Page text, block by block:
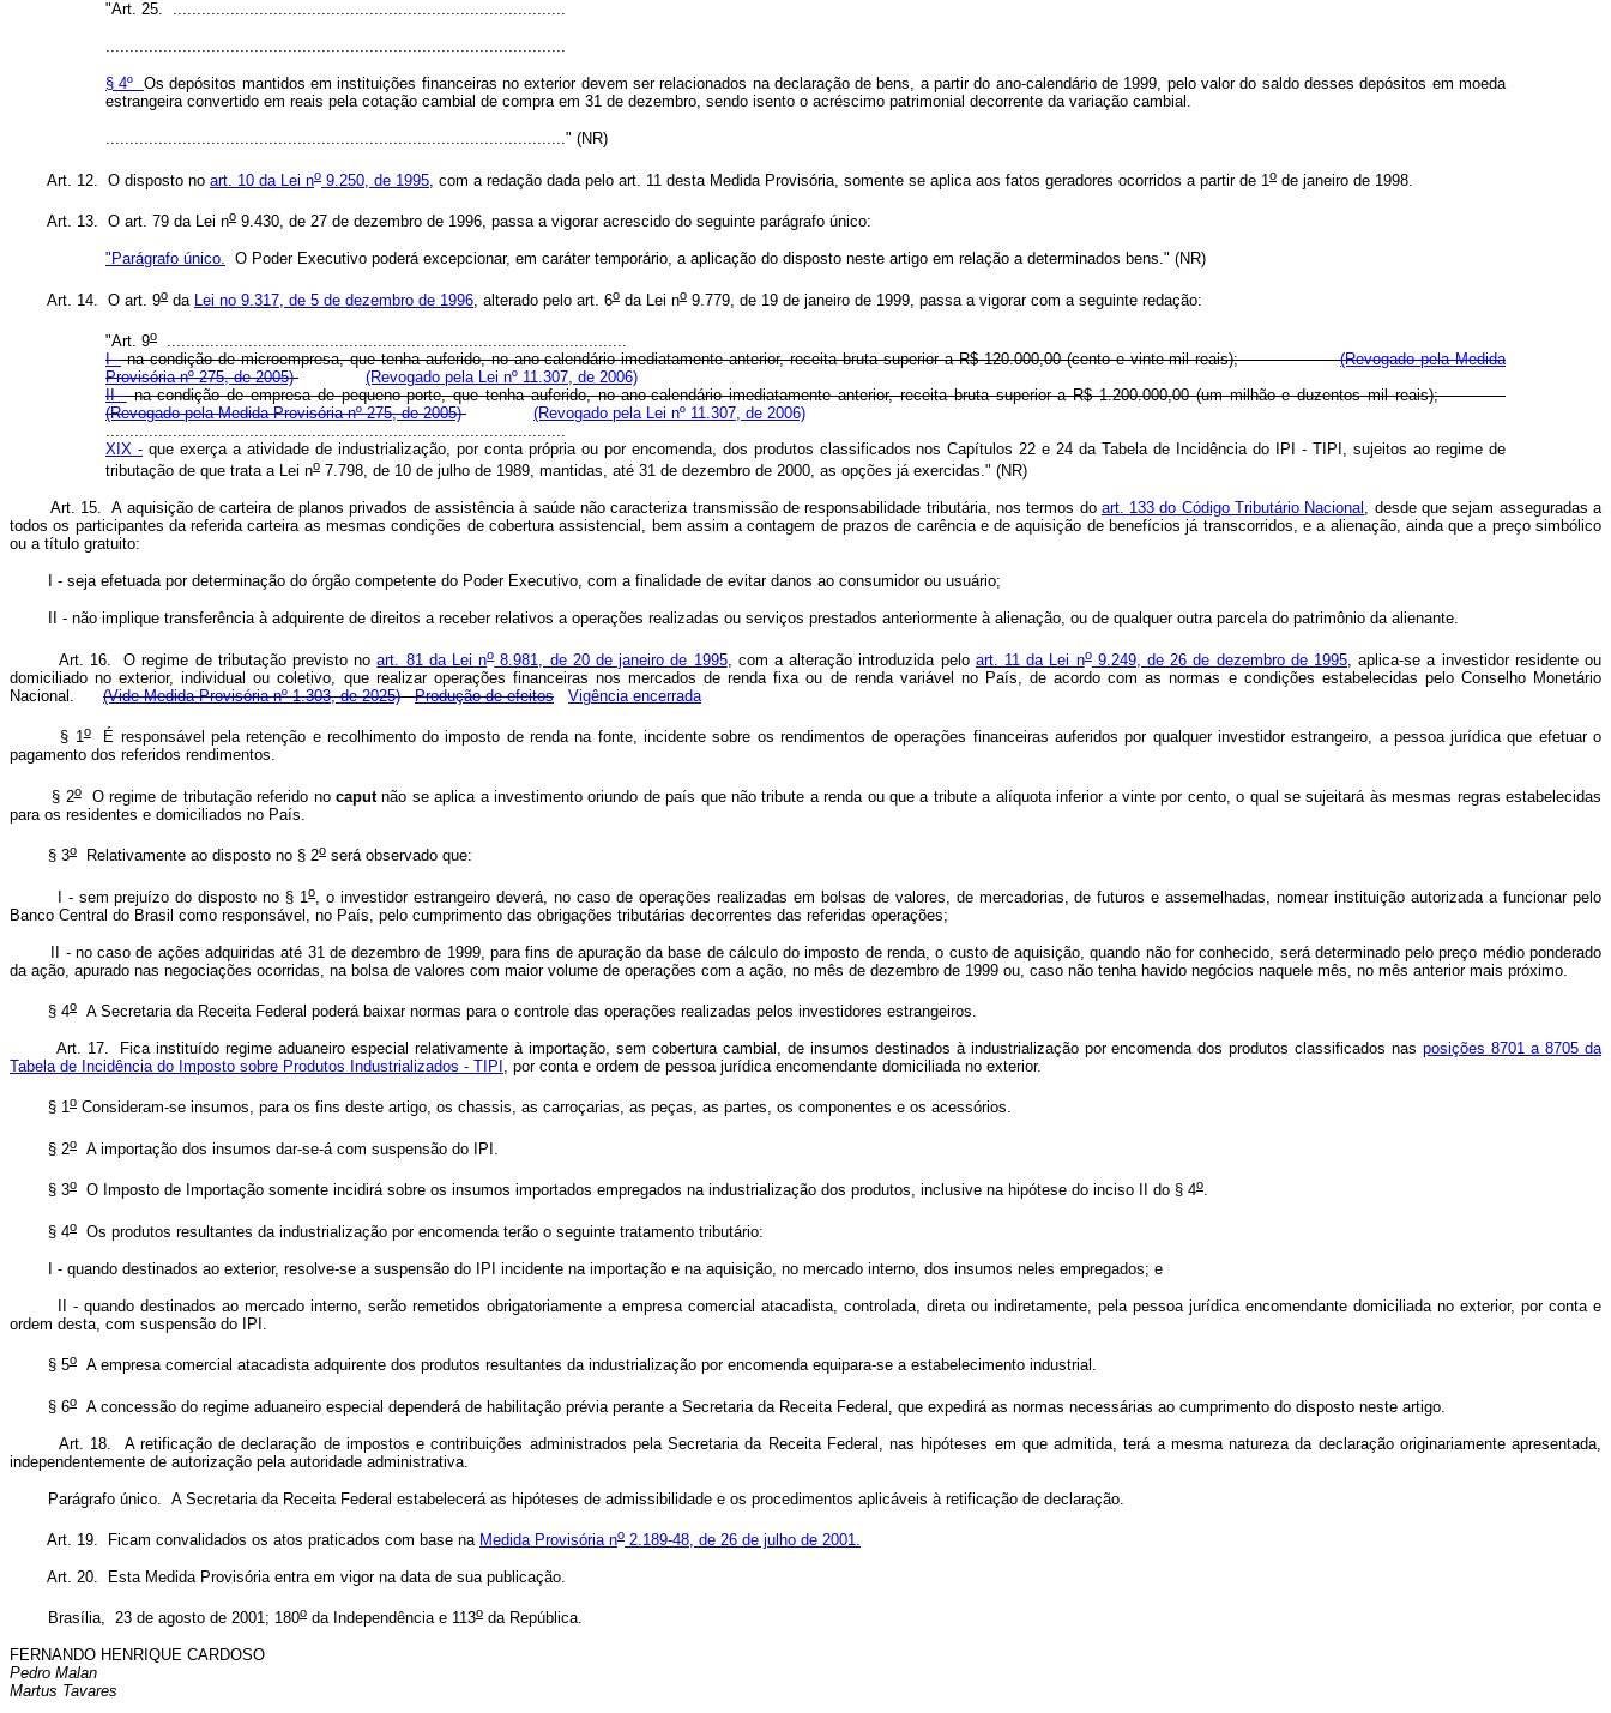
"Art. 25. ..................................................................................
................................................................................................
§ 4º Os depósitos mantidos em instituições financeiras no exterior devem ser relacionados na declaração de bens, a partir do ano-calendário de 1999, pelo valor do saldo desses depósitos em moeda
estrangeira convertido em reais pela cotação cambial de compra em 31 de dezembro, sendo isento o acréscimo patrimonial decorrente da variação cambial.
................................................................................................" (NR)
Art. 12. O disposto no art. 10 da Lei no 9.250, de 1995 , com a redação dada pelo art. 11 desta Medida Provisória, somente se aplica aos fatos geradores ocorridos a partir de 1o de janeiro de 1998.
Art. 13. O art. 79 da Lei no 9.430, de 27 de dezembro de 1996, passa a vigorar acrescido do seguinte parágrafo único:
"Parágrafo único. O Poder Executivo poderá excepcionar, em caráter temporário, a aplicação do disposto neste artigo em relação a determinados bens." (NR)
Art. 14. O art. 9o da Lei no 9.317, de 5 de dezembro de 1996 , alterado pelo art. 6o da Lei no 9.779, de 19 de janeiro de 1999, passa a vigorar com a seguinte redação:
"Art. 9o
I -na condição de microempresa, que tenha auferido, no ano-calendário imediatamente anterior, receita bruta superior a R$ 120.000,00 (cento e vinte mil reais);(Revogado pela Medida
Provisória nº 275, de 2005)
(Revogado pela Lei nº 11.307, de 2006)
II -na condição de empresa de pequeno porte, que tenha auferido, no ano-calendário imediatamente anterior, receita bruta superior a R$ 1.200.000,00 (um milhão e duzentos mil reais);
(Revogado pela Medida Provisória nº 275, de 2005)
(Revogado pela Lei nº 11.307, de 2006)
XIX -que exerça a atividade de industrialização, por conta própria ou por encomenda, dos produtos classificados nos Capítulos 22 e 24 da Tabela de Incidência do IPI - TIPI, sujeitos ao regime de
tributação de que trata a Lei no 7.798, de 10 de julho de 1989, mantidas, até 31 de dezembro de 2000, as opções já exercidas." (NR)
Art. 15. A aquisição de carteira de planos privados de assistência à saúde não caracteriza transmissão de responsabilidade tributária, nos termos do art. 133 do Código Tributário Nacional , desde que sejam asseguradas a
todos os participantes da referida carteira as mesmas condições de cobertura assistencial, bem assim a contagem de prazos de carência e de aquisição de benefícios já transcorridos, e a alienação, ainda que a preço simbólico
ou a título gratuito:
I - seja efetuada por determinação do órgão competente do Poder Executivo, com a finalidade de evitar danos ao consumidor ou usuário;
II - não implique transferência à adquirente de direitos a receber relativos a operações realizadas ou serviços prestados anteriormente à alienação, ou de qualquer outra parcela do patrimônio da alienante.
Art. 16. O regime de tributação previsto noart. 81 da Lei no8.981, de 20 de janeiro de 1995, com a alteração introduzida pelo art. 11 da Lei no9.249, de 26 de dezembro de 1995 , aplica-se a investidor residente ou
domiciliado no exterior, individual ou coletivo, que realizar operações financeiras nos mercados de renda fixa ou de renda variável no País, de acordo com as normas e condições estabelecidas pelo Conselho Monetário
Nacional. (Vide Medida Provisória nº 1.303, de 2025) Produção de efeitos Vigência encerrada
§ 1oÉ responsável pela retenção e recolhimento do imposto de renda na fonte, incidente sobre os rendimentos de operações financeiras auferidos por qualquer investidor estrangeiro, a pessoa jurídica que efetuar o
pagamento dos referidos rendimentos.
§ 2oO regime de tributação referido no caputnão se aplica a investimento oriundo de país que não tribute a renda ou que a tribute a alíquota inferior a vinte por cento, o qual se sujeitará às mesmas regras estabelecidas
para os residentes e domiciliados no País.
§ 3o Relativamente ao disposto no § 2o será observado que:
I - sem prejuízo do disposto no § 1o, o investidor estrangeiro deverá, no caso de operações realizadas em bolsas de valores, de mercadorias, de futuros e assemelhadas, nomear instituição autorizada a funcionar pelo
Banco Central do Brasil como responsável, no País, pelo cumprimento das obrigações tributárias decorrentes das referidas operações;
II - no caso de ações adquiridas até 31 de dezembro de 1999, para fins de apuração da base de cálculo do imposto de renda, o custo de aquisição, quando não for conhecido, será determinado pelo preço médio ponderado
da ação, apurado nas negociações ocorridas, na bolsa de valores com maior volume de operações com a ação, no mês de dezembro de 1999 ou, caso não tenha havido negócios naquele mês, no mês anterior mais próximo.
§ 4o A Secretaria da Receita Federal poderá baixar normas para o controle das operações realizadas pelos investidores estrangeiros.
Art. 17. Fica instituído regime aduaneiro especial relativamente à importação, sem cobertura cambial, de insumos destinados à industrialização por encomenda dos produtos classificados nasposições 8701 a 8705 da
Tabela de Incidência do Imposto sobre Produtos Industrializados - TIPI
, por conta e ordem de pessoa jurídica encomendante domiciliada no exterior.
§ 1o Consideram-se insumos, para os fins deste artigo, os chassis, as carroçarias, as peças, as partes, os componentes e os acessórios.
§ 2o A importação dos insumos dar-se-á com suspensão do IPI.
§ 3o O Imposto de Importação somente incidirá sobre os insumos importados empregados na industrialização dos produtos, inclusive na hipótese do inciso II do § 4o.
§ 4o Os produtos resultantes da industrialização por encomenda terão o seguinte tratamento tributário:
I - quando destinados ao exterior, resolve-se a suspensão do IPI incidente na importação e na aquisição, no mercado interno, dos insumos neles empregados; e
II - quando destinados ao mercado interno, serão remetidos obrigatoriamente a empresa comercial atacadista, controlada, direta ou indiretamente, pela pessoa jurídica encomendante domiciliada no exterior, por conta e
ordem desta, com suspensão do IPI.
§ 5o A empresa comercial atacadista adquirente dos produtos resultantes da industrialização por encomenda equipara-se a estabelecimento industrial.
§ 6o A concessão do regime aduaneiro especial dependerá de habilitação prévia perante a Secretaria da Receita Federal, que expedirá as normas necessárias ao cumprimento do disposto neste artigo.
Art. 18. A retificação de declaração de impostos e contribuições administrados pela Secretaria da Receita Federal, nas hipóteses em que admitida, terá a mesma natureza da declaração originariamente apresentada,
independentemente de autorização pela autoridade administrativa.
Parágrafo único. A Secretaria da Receita Federal estabelecerá as hipóteses de admissibilidade e os procedimentos aplicáveis à retificação de declaração.
Art. 19. Ficam convalidados os atos praticados com base na Medida Provisória no 2.189-48, de 26 de julho de 2001.
Art. 20. Esta Medida Provisória entra em vigor na data de sua publicação.
Brasília, 23 de agosto de 2001; 180o da Independência e 113o da República.
FERNANDO HENRIQUE CARDOSO
Pedro Malan
Martus Tavares